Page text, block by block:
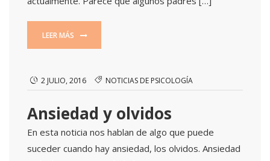
LEER MÁS
2 JULIO, 2016 NOTICIAS DE PSICOLOGÍA
Ansiedad y olvidos
En esta noticia nos hablan de algo que puede
suceder cuando hay ansiedad, los olvidos. Ansiedad